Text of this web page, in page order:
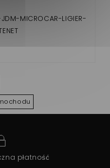
JDM-MICROCAR-LIGIER-
płatność